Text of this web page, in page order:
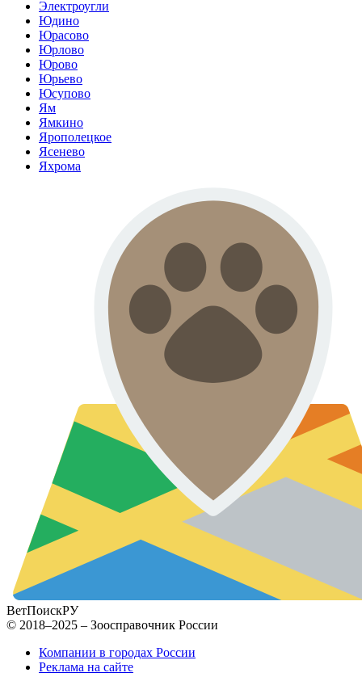
Электроугли
Юдино
Юрасово
Юрлово
Юрово
Юрьево
Юсупово
Ям
Ямкино
Ярополецкое
Ясенево
Яхрома
ВетПоискРУ
© 2018–2025 – Зоосправочник России
Компании в городах России
Реклама на сайте